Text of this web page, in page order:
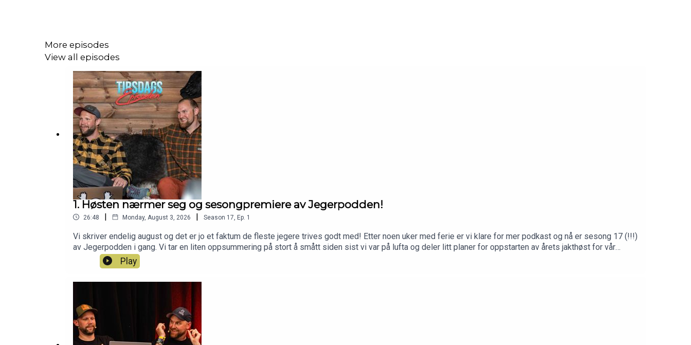
More episodes
View all episodes
1. Høsten nærmer seg og sesongpremiere av Jegerpodden!
26:48 | Monday, August 3, 2026 | Season 17 Ep. 1
Vi skriver endelig august og det er jo et faktum de fleste jegere trives godt med! Etter noen uker med ferie er vi klare for mer podkast og nå er sesong 17 (!!!)
av Jegerpodden i gang. Vi tar en liten oppsummering på stort å smått siden sist vi var på lufta og deler litt planer for oppstarten av årets jakthøst for vår
del.Har du også lyst til å bli med i Norges beste jaktlag? Da er du velkommen inn som Patreon her: https://www.patreon.com/jegerpodden
Play